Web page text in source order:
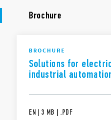
Brochure
BROCHURE
Solutions for
industrial
EN | 3 MB | .PDF